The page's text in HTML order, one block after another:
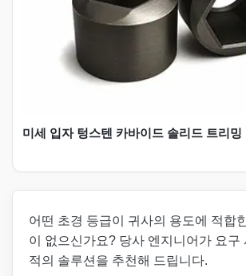
미세 입자 텅스텐 카바이드 솔리드 트리밍
어떤 초경 등급이 귀사의 용도에 적합
이 없으신가요? 당사 엔지니어가 요구
적의 솔루션을 추천해 드립니다.